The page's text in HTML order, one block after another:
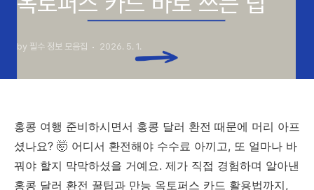
by 필수 정보 모음집 2026. 5. 1.
홍콩 여행 준비하시면서 홍콩 달러 환전 때문에 머리 아프
셨나요? 🤯 어디서 환전해야 수수료 아끼고, 또 얼마나 바
꿔야 할지 막막하셨을 거예요. 제가 직접 경험하며 알아낸
홍콩 달러 환전 꿀팁과 만능 옥토퍼스 카드 활용법까지,